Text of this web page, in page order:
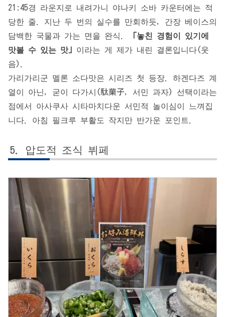
21:45경 라운지로 내려가니 야나키 소바 카운터에는 적
당한 줄. 지난 두 번의 실수를 만회하듯, 간장 베이스의
담백한 국물과 가는 면을 완식.
「놓친 경험이 있기에
맛볼 수 있는 맛」 이라는 게 제가 내린 결론입니다(웃
음).
가리가리군 멜론 소다맛은 시리즈 첫 등장. 하겐다즈 계
열이 아닌, 굳이 다가시(駄菓子, 서민 과자) 선택이라는
점에서 아사쿠사 시타마치다운 서민적 놀이심이 느껴집
니다. 아침 필크루 부활도 작지만 반가운 포인트.
압도적 조식 뷔페